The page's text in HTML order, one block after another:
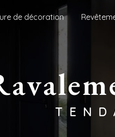
de décoration